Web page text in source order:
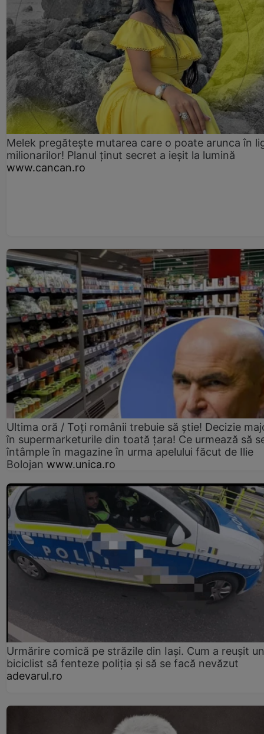
Melek pregătește mutarea care o poate arunca în
milionarilor! Planul ținut secret a ieșit la lumină
www.cancan.ro
Ultima oră / Toți românii trebuie să știe! Decizie
în supermarketurile din toată țara! Ce urmează să
întâmple în magazine în urma apelului făcut de Ilie
Bolojan www.unica.ro
Urmărire comică pe străzile din Iași. Cum a reușit un
biciclist să fenteze poliția și să se facă nevăzut
adevarul.ro